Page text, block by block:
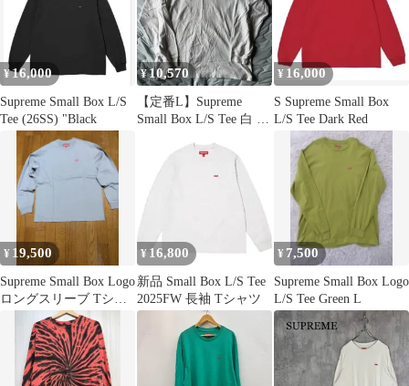
ツ トップス 長袖
【149-260531-ya-03-
izu】
¥16,000
Supreme Small Box L/S
Tee (26SS) "Black
¥10,570
【定番L】Supreme
Small Box L/S Tee 白 ロ
¥ 16,000
S Supreme Small Box
L/S Tee Dark Red
¥ 19,500
Supreme Small Box Logo
ロングスリーブ Tシャ
¥ 16,800
新品 Small Box L/S Tee
2025FW 長袖 Tシャツ
¥ 7,500
Supreme Small Box Logo
L/S Tee Green L